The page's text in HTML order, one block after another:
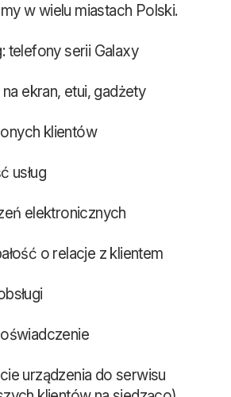
w wielu miastach Polski.
telefony serii Galaxy
ekran, etui, gadżety
klientów
usług
elektronicznych
o relacje z klientem
urządzenia do serwisu